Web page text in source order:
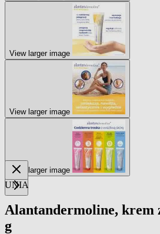
View larger image
View larger image
View larger image
UNIA
Alantandermoline, krem
g